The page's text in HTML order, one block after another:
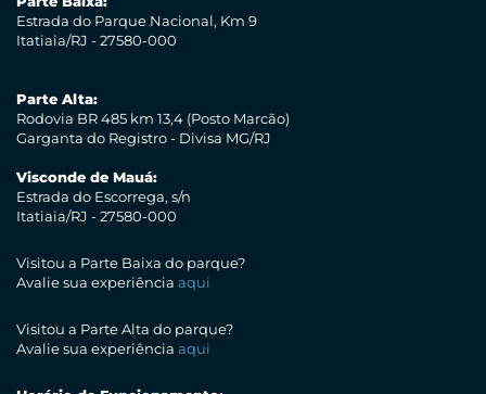
Estrada do Parque Nacional, Km 9
Itatiaia/RJ - 27580-000
Parte Alta:
Rodovia BR 485 km 13,4 (Posto Marcão)
Garganta do Registro - Divisa MG/RJ
Visconde de Mauá:
Estrada do Escorrega, s/n
Itatiaia/RJ - 27580-000
Visitou a Parte Baixa do parque?
Avalie sua experiência aqui
Visitou a Parte Alta do parque?
Avalie sua experiência aqui